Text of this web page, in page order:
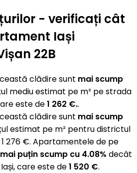
- verificați cât
Iași
22B
clădire sunt mai scump
mediu estimat pe m² pe strada
este de1 262 €..
clădire sunt mai scump
estimat pe m² pentru districtul
276 €. Apartamentele de pe
mai puțin scump cu 4.08% decât
care este de1 520 €.